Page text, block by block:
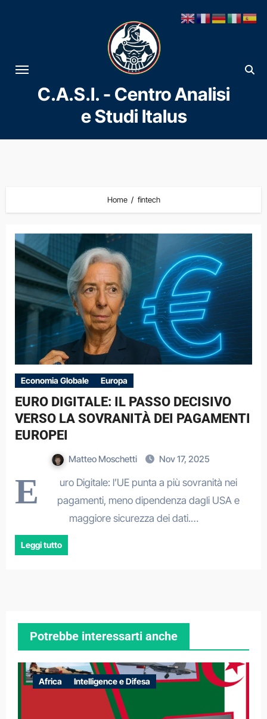
al
contenuto
C.A.S.I. - Centro Analisi
e Studi Italus
Home fintech
Economia Globale Europa
EURO DIGITALE: IL PASSO DECISIVO
VERSO LA SOVRANITÀ DEI PAGAMENTI
EUROPEI
Matteo Moschetti Nov 17, 2025
E
uro Digitale: l’UE punta a più sovranità nei
pagamenti, meno dipendenza dagli USA e
maggiore sicurezza dei dati.…
Leggi tutto
Potrebbe interessarti anche
Africa Intelligence e Difesa